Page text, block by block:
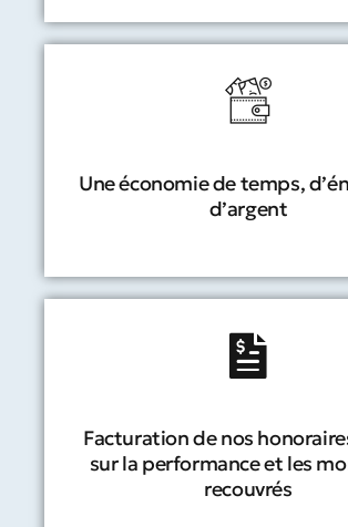
Une économie de temps,
d’argent
Facturation de nos
sur la performance et les
recouvrés